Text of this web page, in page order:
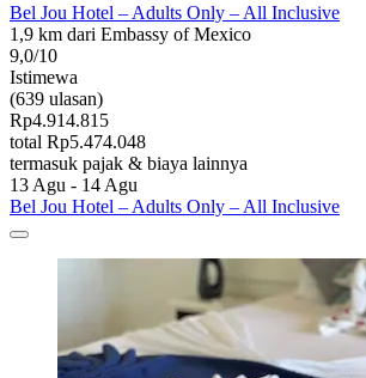
Bel Jou Hotel – Adults Only – All Inclusive
1,9 km dari Embassy of Mexico
9,0/10
Istimewa
(639 ulasan)
Rp4.914.815
total Rp5.474.048
termasuk pajak & biaya lainnya
13 Agu - 14 Agu
Bel Jou Hotel – Adults Only – All Inclusive